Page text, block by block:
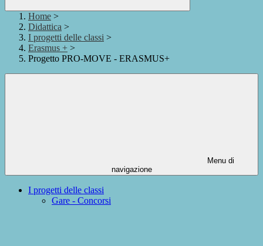
Home >
Didattica >
I progetti delle classi >
Erasmus + >
Progetto PRO-MOVE - ERASMUS+
Menu di
navigazione
I progetti delle classi
Gare - Concorsi